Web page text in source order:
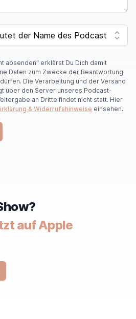
absenden" erklärst Du Dich damit
Daten zum Zwecke der Beantwortung
Die Verarbeitung und der Versand
über den Server unseres Podcast-
an Dritte findet nicht statt. Hier
& Widerrufshinweise einsehen.
auf Apple